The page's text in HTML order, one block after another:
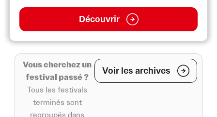
Découvrir
Vous cherchez un
festival passé ?
Tous les festivals
terminés sont
Voir les archives